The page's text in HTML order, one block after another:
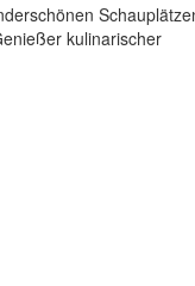
kulinarischer